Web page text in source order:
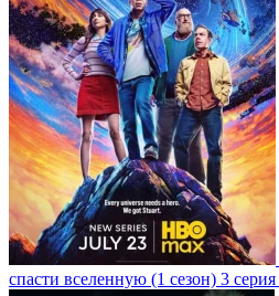
спасти вселенную (1 сезон) 3 серия